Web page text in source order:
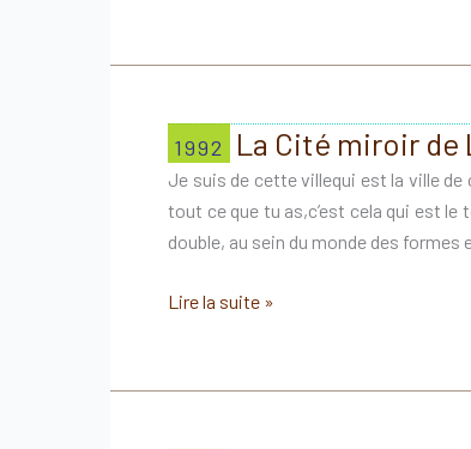
Installation
Performance
1992 La Cité miroir de
Je suis de cette villequi est la ville de
tout ce que tu as,c’est cela qui est le
double, au sein du monde des formes
1992
miroir
Lire la suite »